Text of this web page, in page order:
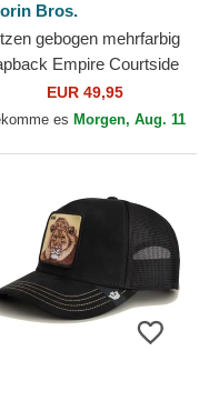
Bros.
gebogen mehrfarbig
Empire Courtside
Farm Goorin Bros.
EUR 49,95
es Morgen, Aug. 11